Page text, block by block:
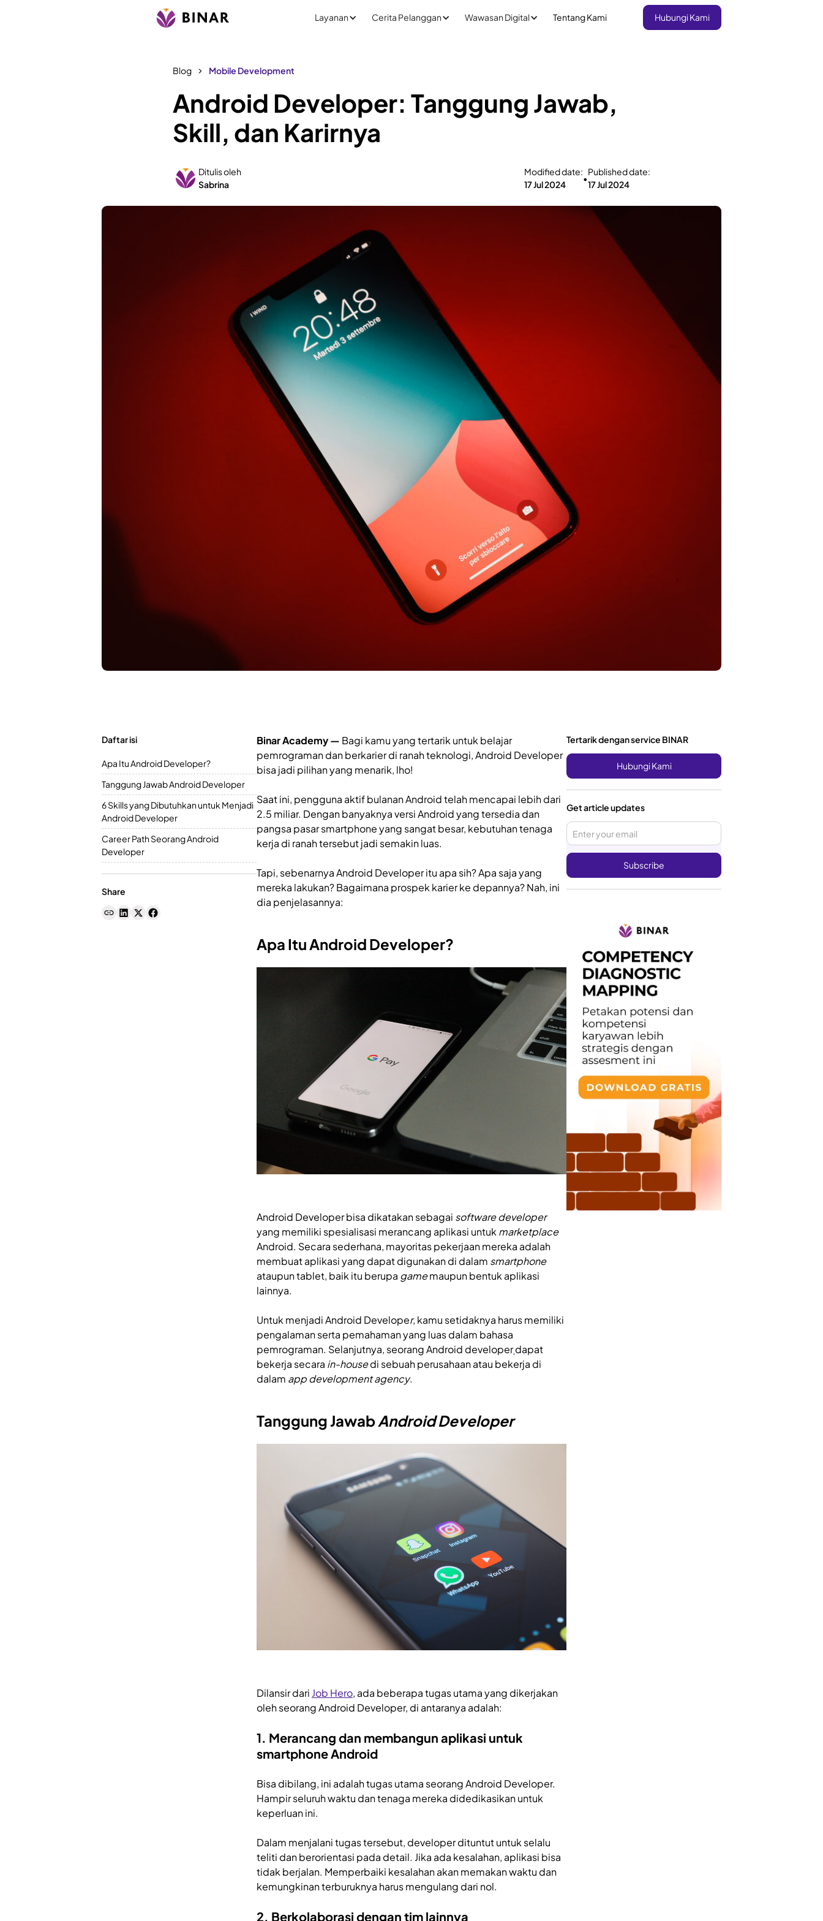
Layanan Cerita Pelanggan Wawasan Digital Tentang Kami Hubungi Kami
Blog Mobile Development
Android Developer: Tanggung Jawab,
Skill, dan Karirnya
Ditulis oleh
Sabrina
Modified date:
17 Jul 2024
•
Published date:
17 Jul 2024
Daftar isi
Apa Itu Android Developer?
Tanggung Jawab Android Developer
6 Skills yang Dibutuhkan untuk Menjadi
Android Developer
Career Path Seorang Android
Developer
Share
Binar Academy — Bagi kamu yang tertarik untuk belajar
pemrograman dan berkarier di ranah teknologi, Android Developer
bisa jadi pilihan yang menarik, lho!
Saat ini, pengguna aktif bulanan Android telah mencapai lebih dari
2.5 miliar. Dengan banyaknya versi Android yang tersedia dan
pangsa pasar smartphone yang sangat besar, kebutuhan tenaga
kerja di ranah tersebut jadi semakin luas.
Tapi, sebenarnya Android Developer itu apa sih? Apa saja yang
mereka lakukan? Bagaimana prospek karier ke depannya? Nah, ini
dia penjelasannya:
Apa Itu Android Developer?
Android Developer bisa dikatakan sebagai software developer
yang memiliki spesialisasi merancang aplikasi untuk marketplace
Android. Secara sederhana, mayoritas pekerjaan mereka adalah
membuat aplikasi yang dapat digunakan di dalam smartphone
ataupun tablet, baik itu berupa gamemaupun bentuk aplikasi
lainnya.
Untuk menjadi Android Developer, kamu setidaknya harus memiliki
pengalaman serta pemahaman yang luas dalam bahasa
pemrograman. Selanjutnya, seorang Android developerdapat
bekerja secara in-housedi sebuah perusahaan atau bekerja di
dalam app development agency.
Tanggung JawabAndroid Developer
Dilansir dariJob Hero, ada beberapa tugas utama yang dikerjakan
oleh seorang Android Developer, di antaranya adalah:
1. Merancang dan membangun aplikasi untuk
smartphone Android
Bisa dibilang, ini adalah tugas utama seorang Android Developer.
Hampir seluruh waktu dan tenaga mereka didedikasikan untuk
keperluan ini.
Dalam menjalani tugas tersebut, developer dituntut untuk selalu
teliti dan berorientasi pada detail. Jika ada kesalahan, aplikasi bisa
tidak berjalan. Memperbaiki kesalahan akan memakan waktu dan
kemungkinan terburuknya harus mengulang dari nol.
2. Berkolaborasi dengan tim lainnya
Tertarik dengan service BINAR
Hubungi Kami
Get article updates